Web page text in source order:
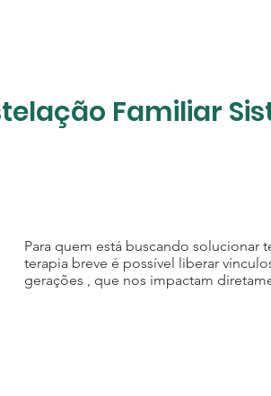
Familiar
Para quem está buscando solucionar
terapia breve é possível liberar
gerações , que nos impactam